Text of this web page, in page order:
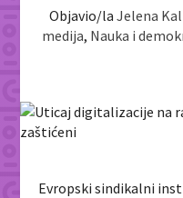
Objavio/la Jelena
medija, Nauka i
Evropski sindikalni